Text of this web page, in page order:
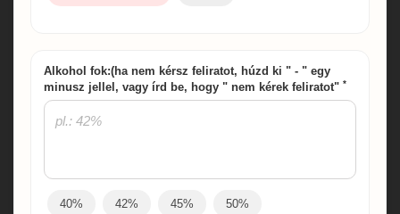
Alkohol fok:(ha nem kérsz feliratot, húzd ki " - " egy
minusz jellel, vagy írd be, hogy " nem kérek feliratot" *
40% 42% 45% 50%